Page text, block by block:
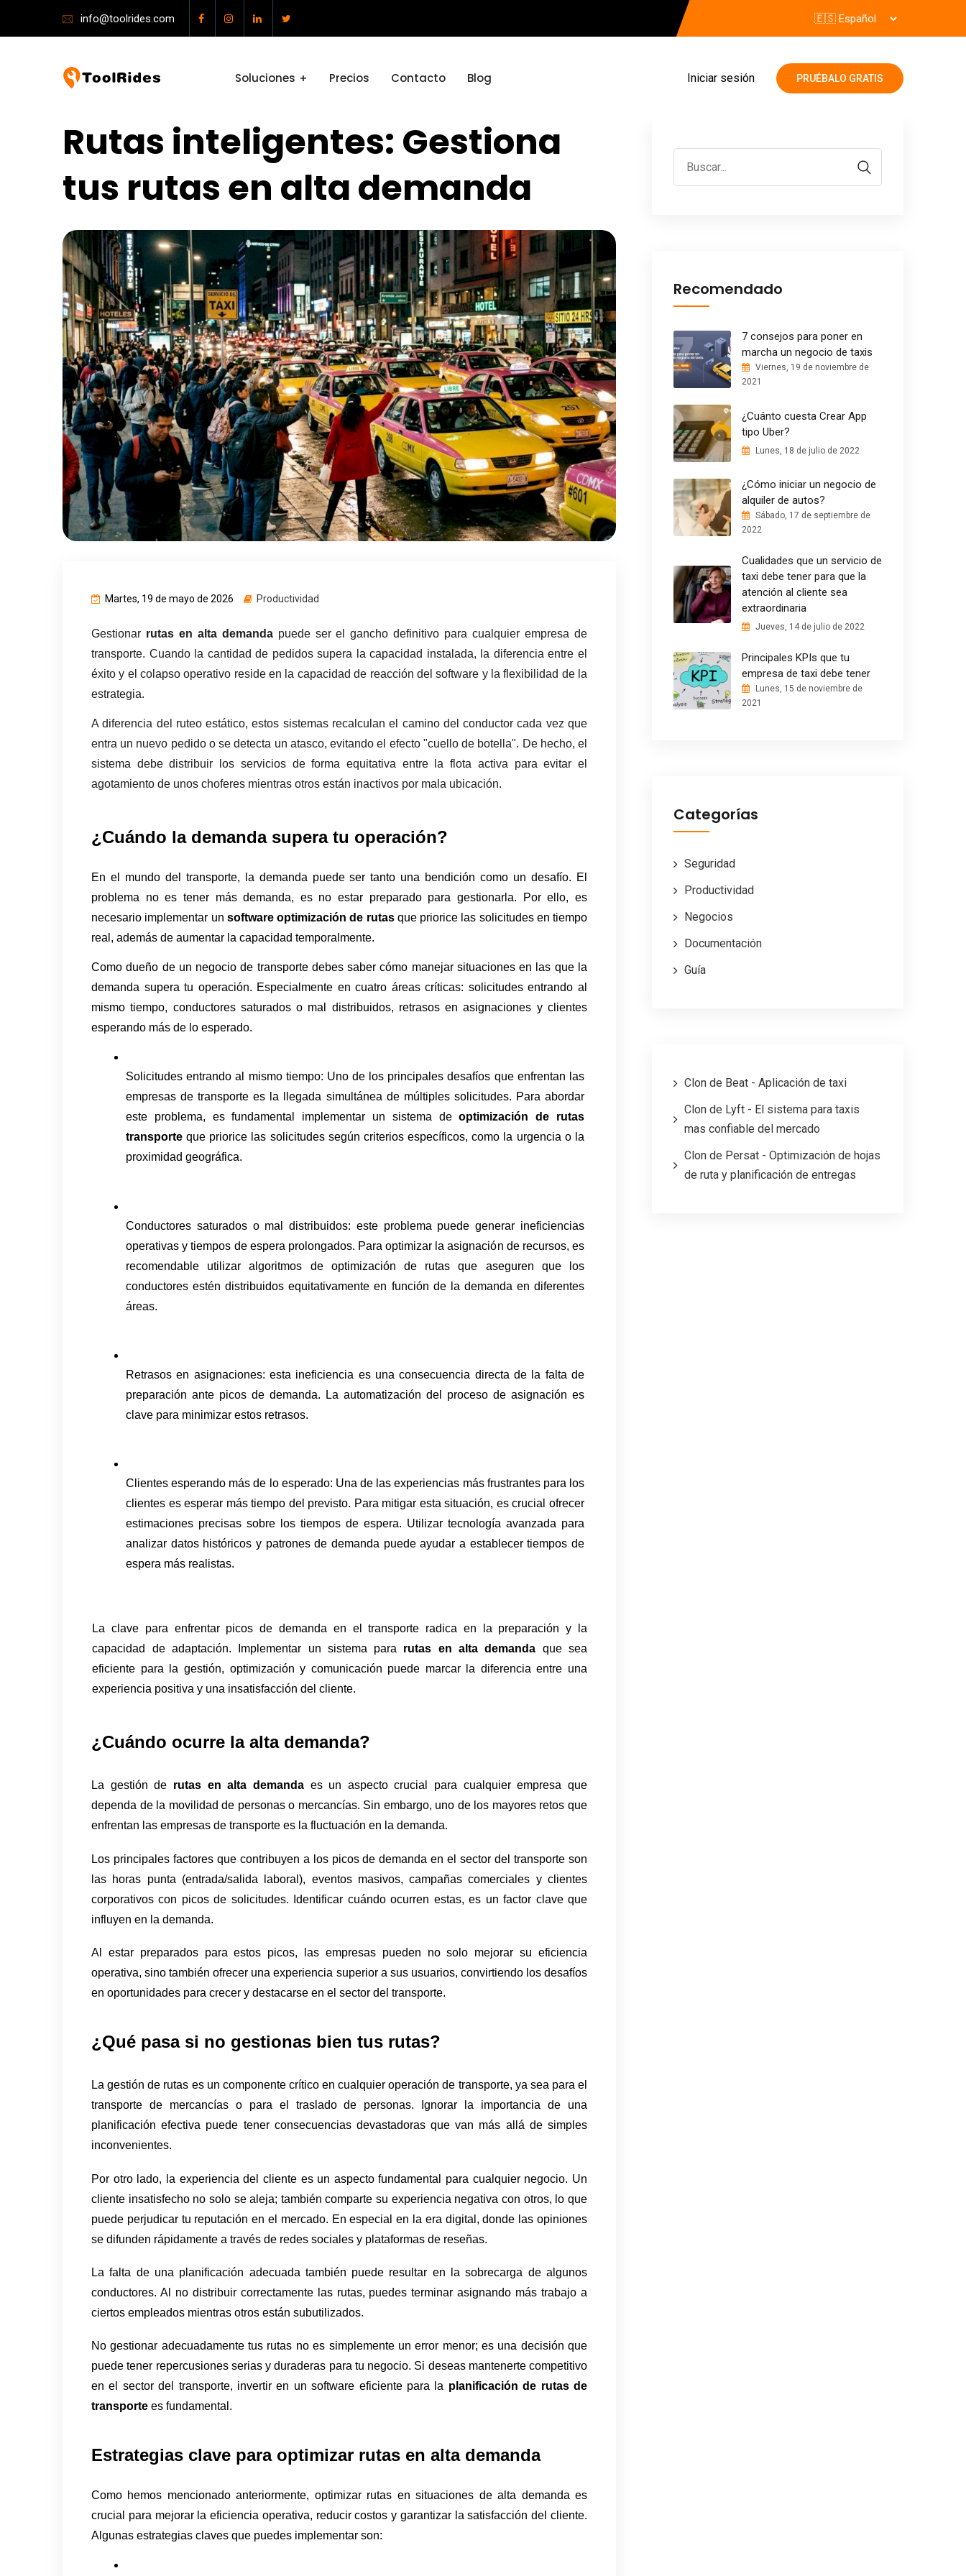
info@toolrides.com
Soluciones Precios Contacto Blog Iniciar sesión PRUÉBALO GRATIS
Rutas inteligentes: Gestiona
tus rutas en alta demanda
Martes, 19 de mayo de 2026 Productividad
Gestionar rutas en alta demanda puede ser el gancho definitivo para cualquier empresa de
transporte. Cuando la cantidad de pedidos supera la capacidad instalada, la diferencia entre el
éxito y el colapso operativo reside en la capacidad de reacción del software y la flexibilidad de la
estrategia.
A diferencia del ruteo estático, estos sistemas recalculan el camino del conductor cada vez que
entra un nuevo pedido o se detecta un atasco, evitando el efecto "cuello de botella". De hecho, el
sistema debe distribuir los servicios de forma equitativa entre la flota activa para evitar el
agotamiento de unos choferes mientras otros están inactivos por mala ubicación.
¿Cuándo la demanda supera tu operación?
En el mundo del transporte, la demanda puede ser tanto una bendición como un desafío. El
problema no es tener más demanda, es no estar preparado para gestionarla. Por ello, es
necesario implementar un software optimización de rutas que priorice las solicitudes en tiempo
real, además de aumentar la capacidad temporalmente.
Como dueño de un negocio de transporte debes saber cómo manejar situaciones en las que la
demanda supera tu operación. Especialmente en cuatro áreas críticas: solicitudes entrando al
mismo tiempo, conductores saturados o mal distribuidos, retrasos en asignaciones y clientes
esperando más de lo esperado.
Solicitudes entrando al mismo tiempo: Uno de los principales desafíos que enfrentan las
empresas de transporte es la llegada simultánea de múltiples solicitudes. Para abordar
este problema, es fundamental implementar un sistema de optimización de rutas
transporte que priorice las solicitudes según criterios específicos, como la urgencia o la
proximidad geográfica.
Conductores saturados o mal distribuidos: este problema puede generar ineficiencias
operativas y tiempos de espera prolongados. Para optimizar la asignación de recursos, es
recomendable utilizar algoritmos de optimización de rutas que aseguren que los
conductores estén distribuidos equitativamente en función de la demanda en diferentes
áreas.
Retrasos en asignaciones: esta ineficiencia es una consecuencia directa de la falta de
preparación ante picos de demanda. La automatización del proceso de asignación es
clave para minimizar estos retrasos.
Clientes esperando más de lo esperado: Una de las experiencias más frustrantes para los
clientes es esperar más tiempo del previsto. Para mitigar esta situación, es crucial ofrecer
estimaciones precisas sobre los tiempos de espera. Utilizar tecnología avanzada para
analizar datos históricos y patrones de demanda puede ayudar a establecer tiempos de
espera más realistas.
La clave para enfrentar picos de demanda en el transporte radica en la preparación y la
capacidad de adaptación. Implementar un sistema para rutas en alta demanda que sea
eficiente para la gestión, optimización y comunicación puede marcar la diferencia entre una
experiencia positiva y una insatisfacción del cliente.
¿Cuándo ocurre la alta demanda?
La gestión de rutas en alta demanda es un aspecto crucial para cualquier empresa que
dependa de la movilidad de personas o mercancías. Sin embargo, uno de los mayores retos que
enfrentan las empresas de transporte es la fluctuación en la demanda.
Los principales factores que contribuyen a los picos de demanda en el sector del transporte son
las horas punta (entrada/salida laboral), eventos masivos, campañas comerciales y clientes
corporativos con picos de solicitudes. Identificar cuándo ocurren estas, es un factor clave que
influyen en la demanda.
Al estar preparados para estos picos, las empresas pueden no solo mejorar su eficiencia
operativa, sino también ofrecer una experiencia superior a sus usuarios, convirtiendo los desafíos
en oportunidades para crecer y destacarse en el sector del transporte.
¿Qué pasa si no gestionas bien tus rutas?
La gestión de rutas es un componente crítico en cualquier operación de transporte, ya sea para el
transporte de mercancías o para el traslado de personas. Ignorar la importancia de una
planificación efectiva puede tener consecuencias devastadoras que van más allá de simples
inconvenientes.
Por otro lado, la experiencia del cliente es un aspecto fundamental para cualquier negocio. Un
cliente insatisfecho no solo se aleja; también comparte su experiencia negativa con otros, lo que
puede perjudicar tu reputación en el mercado. En especial en la era digital, donde las opiniones
se difunden rápidamente a través de redes sociales y plataformas de reseñas.
La falta de una planificación adecuada también puede resultar en la sobrecarga de algunos
conductores. Al no distribuir correctamente las rutas, puedes terminar asignando más trabajo a
ciertos empleados mientras otros están subutilizados.
No gestionar adecuadamente tus rutas no es simplemente un error menor; es una decisión que
puede tener repercusiones serias y duraderas para tu negocio. Si deseas mantenerte competitivo
en el sector del transporte, invertir en un software eficiente para la planificación de rutas de
transporte es fundamental.
Estrategias clave para optimizar rutas en alta demanda
Como hemos mencionado anteriormente, optimizar rutas en situaciones de alta demanda es
crucial para mejorar la eficiencia operativa, reducir costos y garantizar la satisfacción del cliente.
Algunas estrategias claves que puedes implementar son:
Recomendado
7 consejos para poner en
marcha un negocio de taxis
Viernes, 19 de noviembre de
2021
¿Cuánto cuesta Crear App
tipo Uber?
Lunes, 18 de julio de 2022
¿Cómo iniciar un negocio de
alquiler de autos?
Sábado, 17 de septiembre de
2022
Cualidades que un servicio de
taxi debe tener para que la
atención al cliente sea
extraordinaria
Jueves, 14 de julio de 2022
Principales KPIs que tu
empresa de taxi debe tener
Lunes, 15 de noviembre de
2021
Categorías
Seguridad
Productividad
Negocios
Documentación
Guía
Clon de Beat - Aplicación de taxi
Clon de Lyft - El sistema para taxis
mas confiable del mercado
Clon de Persat - Optimización de hojas
de ruta y planificación de entregas